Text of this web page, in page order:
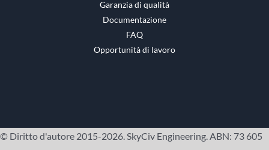
Garanzia di qualità
Documentazione
FAQ
Opportunità di lavoro
© Diritto d'autore 2015-2026. SkyCiv Engineering. ABN: 73 605